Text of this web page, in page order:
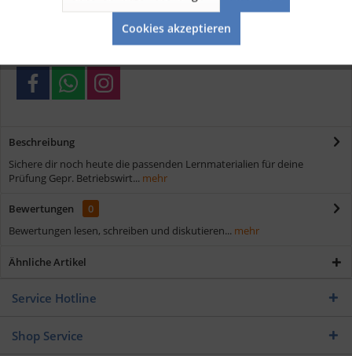
Kostenloser Versand ab € 35,- Bestellwert
Verschiedene Zahlungsmöglichkeiten
Beschreibung
Sichere dir noch heute die passenden Lernmaterialien für deine
Prüfung Gepr. Betriebswirt... mehr
Bewertungen
0
Bewertungen lesen, schreiben und diskutieren... mehr
Ähnliche Artikel
Service Hotline
Shop Service
Cookies akzeptieren